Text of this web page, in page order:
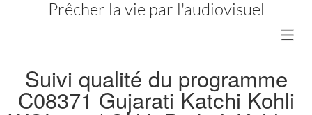
Prêcher la vie par l'audiovisuel
Suivi qualité du programme
C08371 Gujarati Katchi Kohli